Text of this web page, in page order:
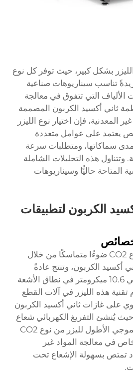
بشكل كبير، حيث توفر كل نوع
تناسب سيناريوهات صناعية
الألياف التي تتفوق في معالجة
ثاني أكسيد الكربون المصممة
المعدنية، فإن اختيار نوع الليزر
يعتمد على عوامل متعددة
سماكاتها، ومتطلبات سرعة
هذه التحليلات الشاملة
المتاحة حاليًّا وسيناريوهات
الكربون لتطبيقات
تولِّد أشعة الليزر من نوع CO2 ضوءًا متماسكًا من خلال
أكسيد الكربون، وتنتج عادةً
أطوال موجية تبلغ حوالي 10.6 ميكرومتر في نطاق الأشعة
هذه الليزر في آلات القطع
على غازات ثاني أكسيد الكربون
حيث يُنشئ التفريغ الكهربائي شعاع
الليزر. ويجعل الطول الموجي الأطول لليزر من نوع CO2
في معالجة المواد غير
تمتص بسهولة الإشعاع تحت